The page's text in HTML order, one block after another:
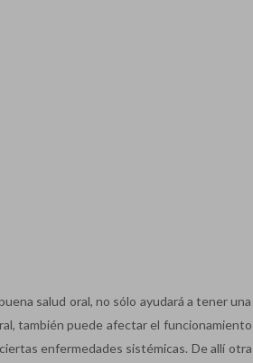
salud oral, no sólo ayudará a tener una
también puede afectar el funcionamiento
enfermedades sistémicas. De allí otra